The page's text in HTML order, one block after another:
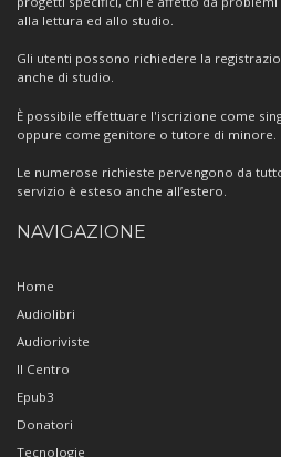
alla lettura ed allo studio.
Gli utenti possono richiedere la
anche di studio.
È possibile effettuare l'iscrizione come
oppure come genitore o tutore di minore.
Le numerose richieste pervengono da
servizio è esteso anche all’estero.
NAVIGAZIONE
Home
Audiolibri
Audioriviste
Il Centro
Epub3
Donatori
Tecnologie